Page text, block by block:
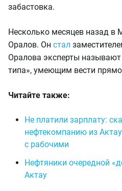
забастовка.
Несколько месяцев назад в
Оралов. Он стал
Оралова эксперты
типа», умеющим вести
Читайте также:
Не платили зарплату:
нефтекомпанию из
с рабочими
Нефтяники очередной
Актау